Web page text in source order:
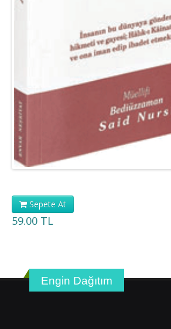
Sepete At
59.00 TL
Engin Dağıtım